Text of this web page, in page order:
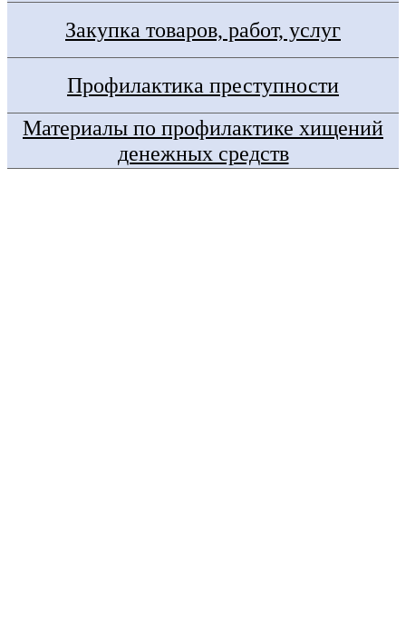
Закупка товаров, работ, услуг
Профилактика преступности
Материалы по профилактике хищений
денежных средств